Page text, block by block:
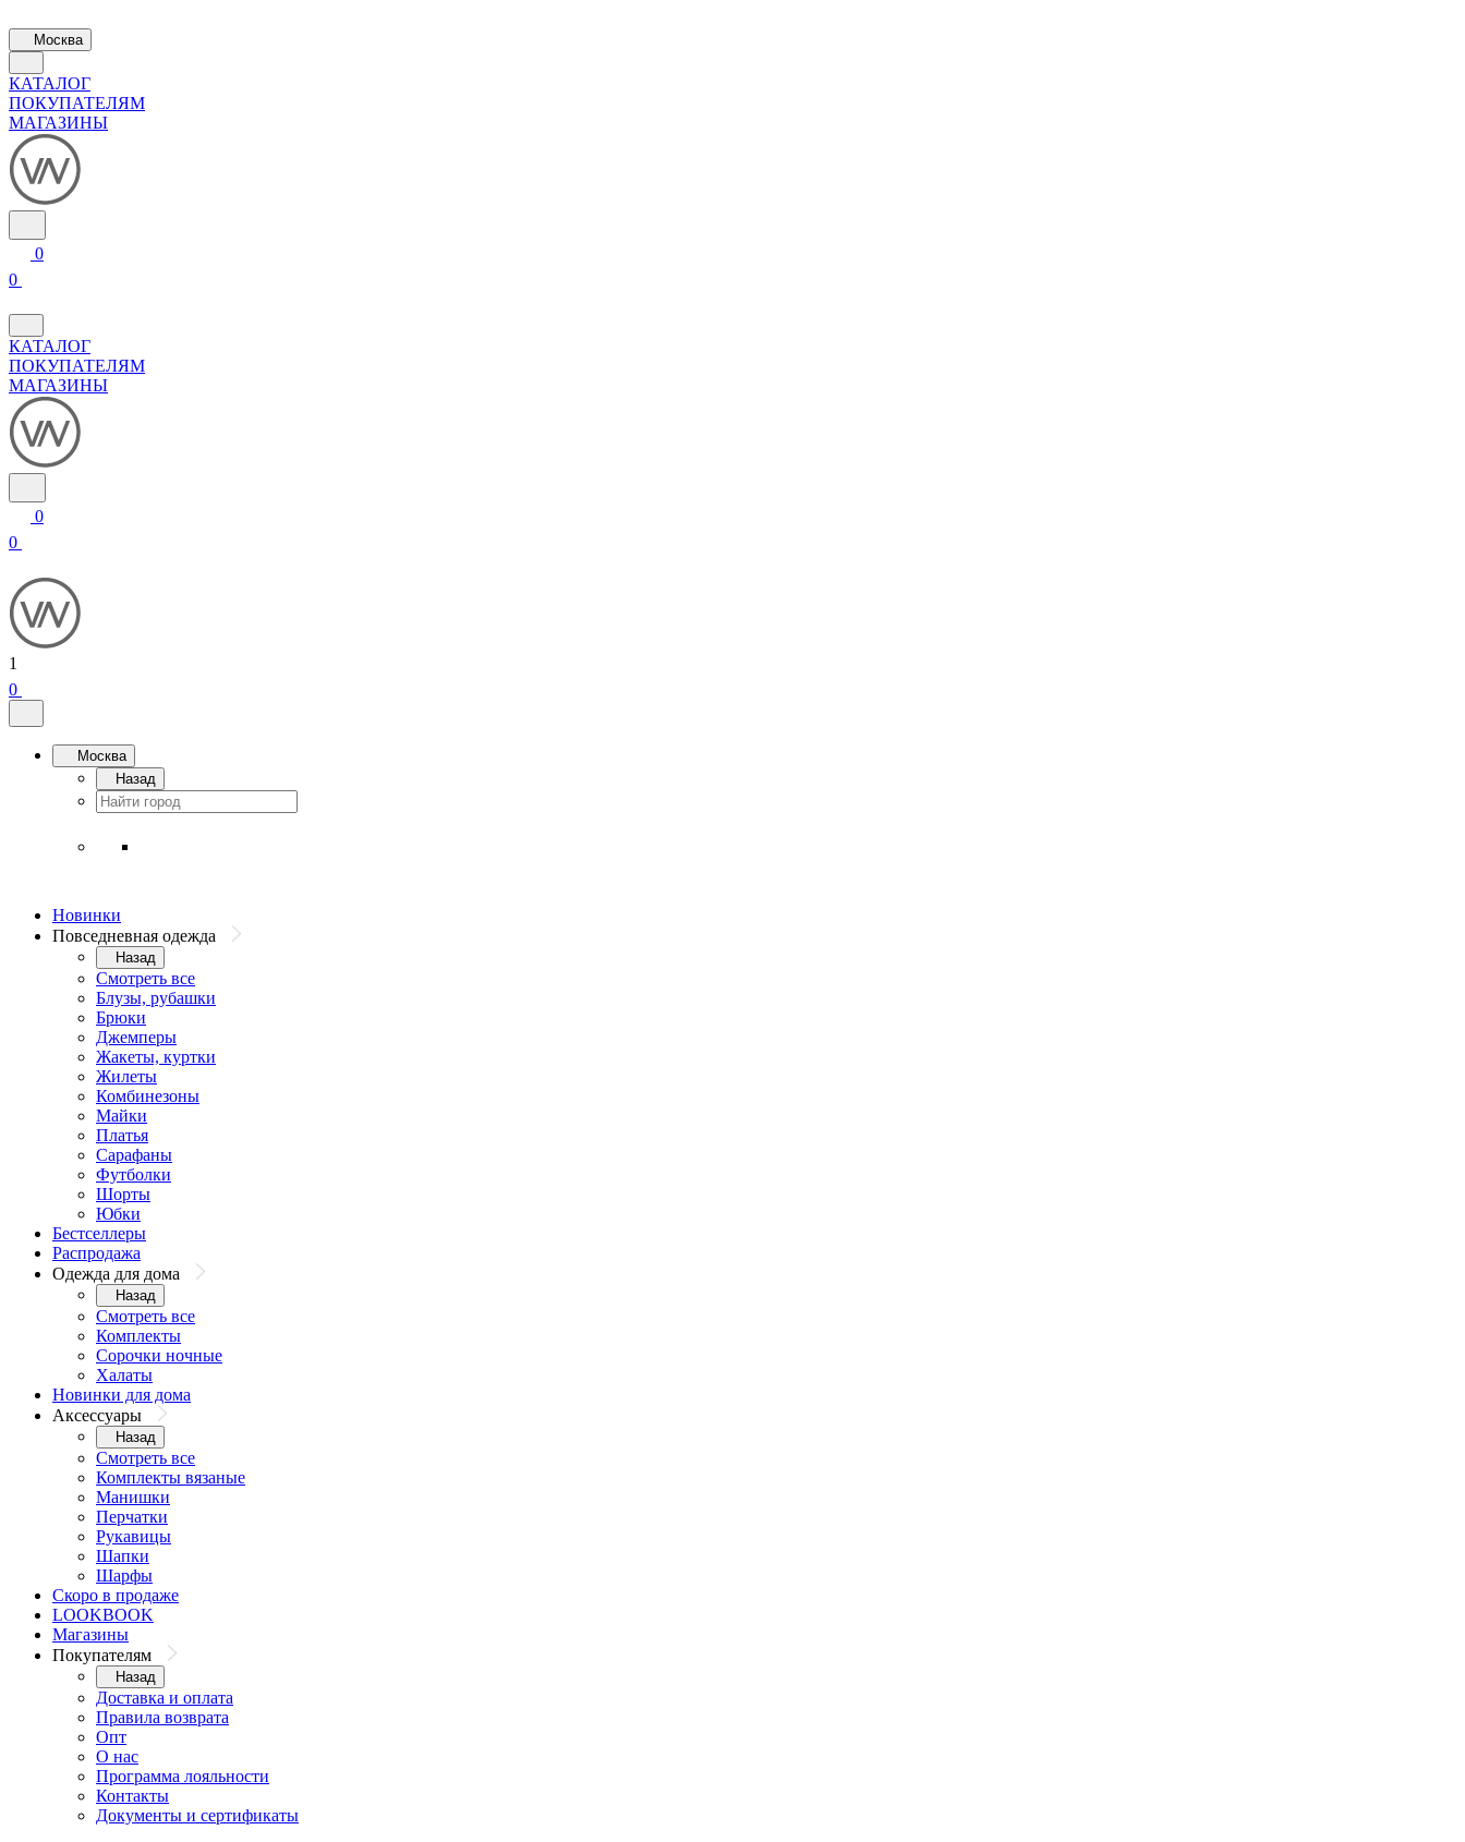
Москва
КАТАЛОГ
ПОКУПАТЕЛЯМ
МАГАЗИНЫ
0
0
КАТАЛОГ
ПОКУПАТЕЛЯМ
МАГАЗИНЫ
0
0
1
0
Москва
Назад
Новинки
Повседневная одежда
Назад
Смотреть все
Блузы, рубашки
Брюки
Джемперы
Жакеты, куртки
Жилеты
Комбинезоны
Майки
Платья
Сарафаны
Футболки
Шорты
Юбки
Бестселлеры
Распродажа
Одежда для дома
Назад
Смотреть все
Комплекты
Сорочки ночные
Халаты
Новинки для дома
Аксессуары
Назад
Смотреть все
Комплекты вязаные
Манишки
Перчатки
Рукавицы
Шапки
Шарфы
Скоро в продаже
LOOKBOOK
Магазины
Покупателям
Назад
Доставка и оплата
Правила возврата
Опт
О нас
Программа лояльности
Контакты
Документы и сертификаты